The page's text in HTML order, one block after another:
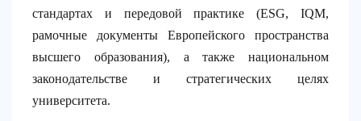
стандартах и передовой практике (ESG, IQM,
рамочные документы Европейского пространства
высшего образования), а также национальном
законодательстве и стратегических целях
университета.